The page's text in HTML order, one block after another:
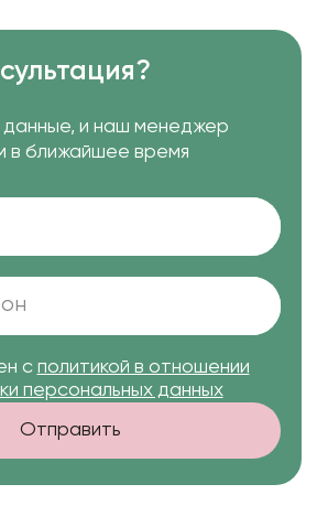
и наш менеджер
в ближайшее время
с политикой в отношении
персональных данных
Отправить